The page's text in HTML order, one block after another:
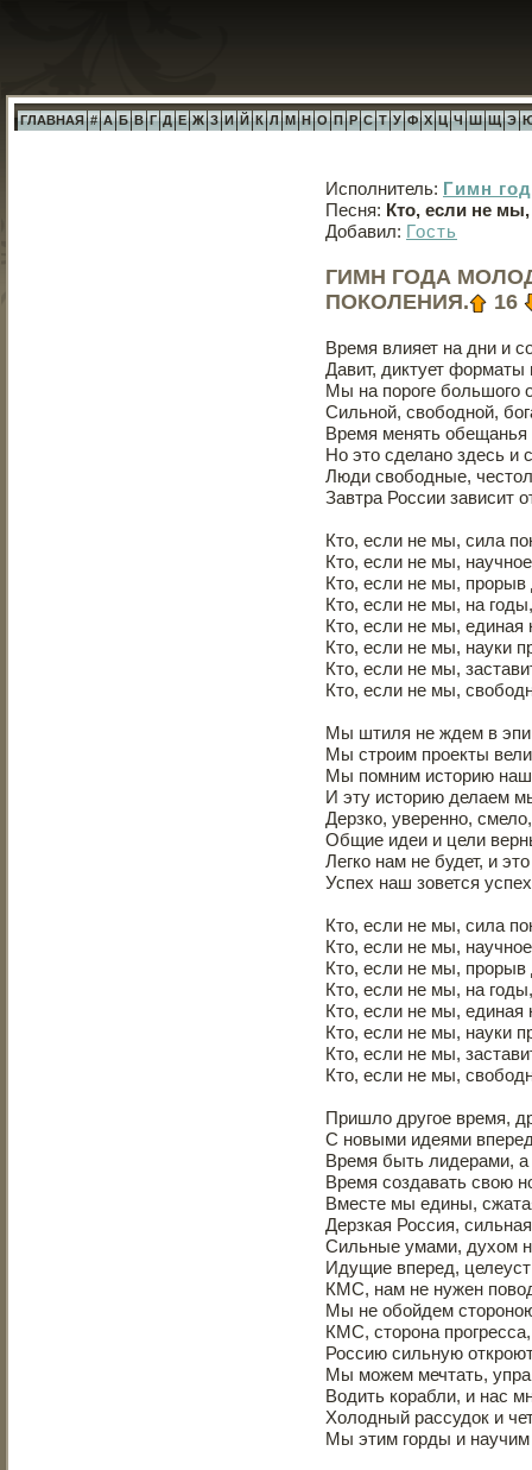
ГЛАВНАЯ # А Б В Г Д Е Ж З И Й К Л М Н О П Р С Т У Ф Х Ц Ч Ш Щ Э
Исполнитель: Гимн
Песня: Кто, если не
Добавил: Гость
ГИМН ГОДА
ПОКОЛЕНИЯ.
16
Время влияет на дни и
Давит, диктует форматы
Мы на пороге большого
Сильной, свободной,
Время менять обещанья
Но это сделано здесь и
Люди свободные,
Завтра России зависит
Кто, если не мы, сила
Кто, если не мы,
Кто, если не мы, прорыв
Кто, если не мы, на
Кто, если не мы, единая
Кто, если не мы, науки
Кто, если не мы,
Кто, если не мы,
Мы штиля не ждем в
Мы строим проекты
Мы помним историю
И эту историю делаем
Дерзко, уверенно,
Общие идеи и цели
Легко нам не будет, и
Успех наш зовется
Кто, если не мы, сила
Кто, если не мы,
Кто, если не мы, прорыв
Кто, если не мы, на
Кто, если не мы, единая
Кто, если не мы, науки
Кто, если не мы,
Кто, если не мы,
Пришло другое время,
С новыми идеями
Время быть лидерами,
Время создавать свою
Вместе мы едины,
Дерзкая Россия,
Сильные умами, духом
Идущие вперед,
КМС, нам не нужен
Мы не обойдем
КМС, сторона прогресса,
Россию сильную
Мы можем мечтать,
Водить корабли, и нас
Холодный рассудок и
Мы этим горды и научим